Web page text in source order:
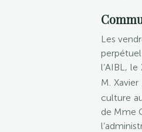
Les
l’AIBL, le
M.
culture
de Mme